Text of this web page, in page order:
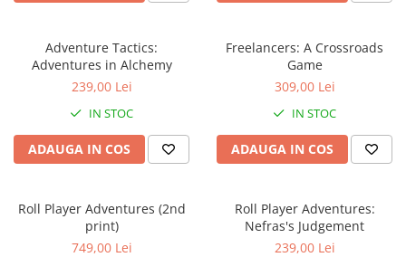
Adventure Tactics:
Adventures in Alchemy
239,00 Lei
IN STOC
ADAUGA IN COS
Freelancers: A Crossroads
Game
309,00 Lei
IN STOC
ADAUGA IN COS
Roll Player Adventures (2nd
print)
749,00 Lei
Roll Player Adventures:
Nefras's Judgement
239,00 Lei